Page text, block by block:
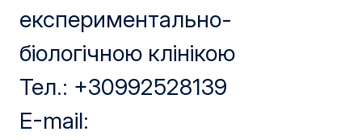
експериментально-
біологічною клінікою
Тел.: +30992528139
Е-mail: